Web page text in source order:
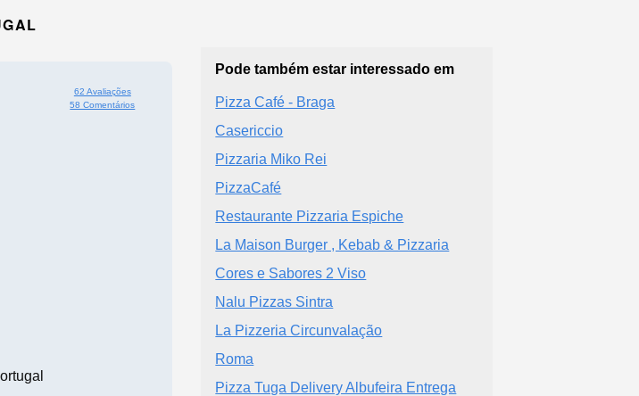
62 Avaliações
58 Comentários
Pode também estar interessado em
Pizza Café - Braga
Casericcio
Pizzaria Miko Rei
PizzaCafé
Restaurante Pizzaria Espiche
La Maison Burger , Kebab & Pizzaria
Cores e Sabores 2 Viso
Nalu Pizzas Sintra
La Pizzeria Circunvalação
Roma
Pizza Tuga Delivery Albufeira Entrega